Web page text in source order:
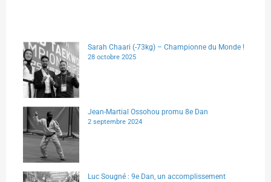
Sarah Chaari (-73kg) – Championne du Monde !
28 octobre 2025
Jean-Martial Ossohou promu 8e Dan
2 septembre 2024
Luc Sougné : 9e Dan, un accomplissement